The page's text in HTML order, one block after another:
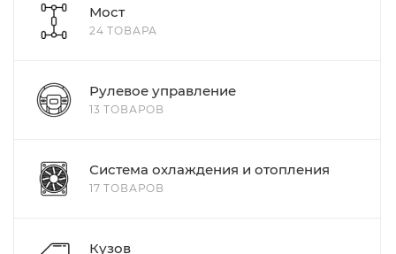
Мост
24 ТОВАРА
Рулевое управление
13 ТОВАРОВ
Система охлаждения и отопления
17 ТОВАРОВ
Кузов